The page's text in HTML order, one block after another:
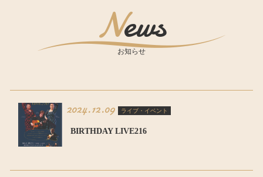
News
お知らせ
2024.12.09 ライブ・イベント
BIRTHDAY LIVE216